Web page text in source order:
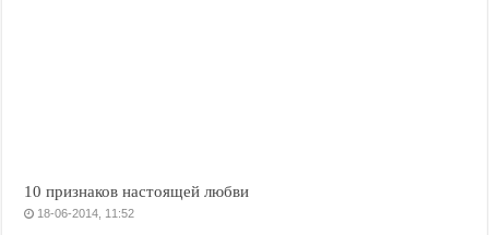
10 признаков настоящей любви
18-06-2014, 11:52